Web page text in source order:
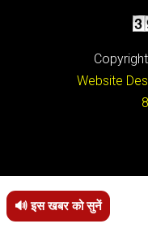
Website
🔊 इस खबर को सुनें